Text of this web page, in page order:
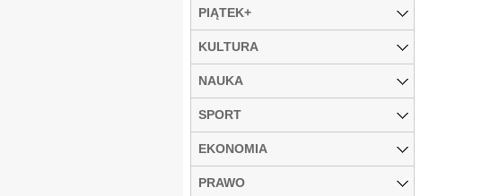
PIĄTEK+
KULTURA
NAUKA
SPORT
EKONOMIA
PRAWO